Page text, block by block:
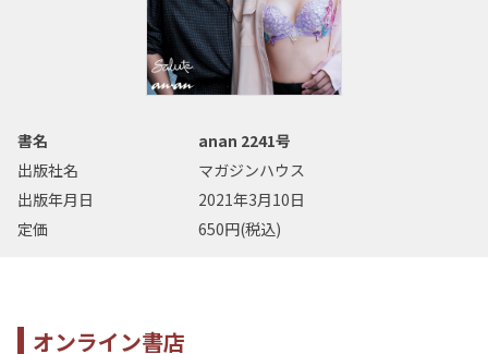
書名
anan 2241号
出版社名
マガジンハウス
出版年月日
2021年3月10日
定価
650円(税込)
オンライン書店